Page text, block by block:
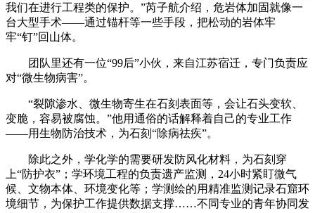
我们在进行工程类的保护。”芮子航介绍，危岩体加固就像一
台大型手术——通过锚杆等一些手段，把松动的岩体牢
牢“钉”回山体。
团队里还有一位“99后”小伙，来自江苏宿迁，专门负责应
对“微生物病害”。
“裂隙渗水、微生物寄生在石刻表面等，会让石头变软、
变脆，容易被腐蚀。”他用通俗的话解释着自己的专业工作
——用生物防治技术，为石刻“除病祛疾”。
除此之外，学化学的需要研发防风化材料，为石刻穿
上“防护衣”；学环境工程的负责遗产监测，24小时紧盯微气
候、文物本体、环境变化等；学测绘的用精准监测记录石窟环
境细节，为保护工作提供数据支撑……不同专业的青年协同发